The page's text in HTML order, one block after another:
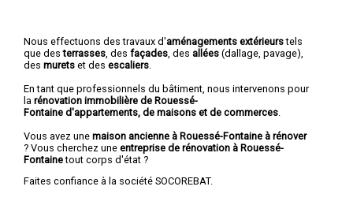
Nous effectuons des travaux d'aménagements extérieurstels
que desterrasses , des façades , des allées (dallage, pavage),
des murets et des escaliers
En tant que professionnels du bâtiment, nous intervenons pour
la rénovation immobilière de Rouessé-
Fontaine d'appartements, de maisons et de commerces
Vous avez une maison ancienne à Rouessé-Fontaine à rénover
? Vous cherchez une entreprise de rénovation à Rouessé-
Fontainetout corps d'état ?
Faites confiance à la société SOCOREBAT.